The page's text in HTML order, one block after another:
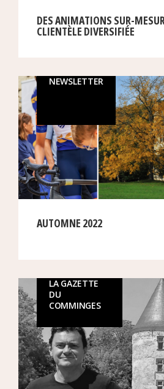
DES ANIMATIONS SUR-
CLIENTÈLE DIVERSIFIÉE
NEWSLETTER
AUTOMNE 2022
LA GAZETTE
DU
COMMINGES